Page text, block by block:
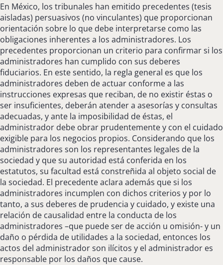
En México, los tribunales han emitido precedentes (tesis
aisladas) persuasivos (no vinculantes) que proporcionan
orientación sobre lo que debe interpretarse como las
obligaciones inherentes a los administradores. Los
precedentes proporcionan un criterio para confirmar si los
administradores han cumplido con sus deberes
fiduciarios. En este sentido, la regla general es que los
administradores deben de actuar conforme a las
instrucciones expresas que reciban, de no existir éstas o
ser insuficientes, deberán atender a asesorías y consultas
adecuadas, y ante la imposibilidad de éstas, el
administrador debe obrar prudentemente y con el cuidado
exigible para los negocios propios. Considerando que los
administradores son los representantes legales de la
sociedad y que su autoridad está conferida en los
estatutos, su facultad está constreñida al objeto social de
la sociedad. El precedente aclara además que si los
administradores incumplen con dichos criterios y por lo
tanto, a sus deberes de prudencia y cuidado, y existe una
relación de causalidad entre la conducta de los
administradores –que puede ser de acción u omisión- y un
daño o pérdida de utilidades a la sociedad, entonces los
actos del administrador son ilícitos y el administrador es
responsable por los daños que cause.